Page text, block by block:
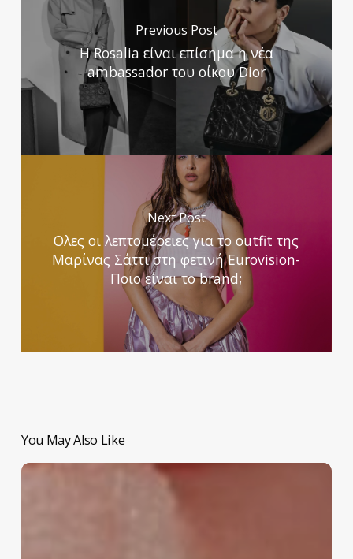
Previous Post
Η Rosalia είναι επίσημα η νέα
ambassador του οίκου Dior
Next Post
Ολες οι λεπτομέρειες για το outfit της
Μαρίνας Σάττι στη φετινή Eurovision-
Ποιο είναι το brand;
You May Also Like